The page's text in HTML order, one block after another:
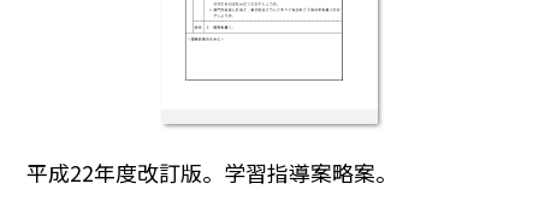
平成22年度改訂版。学習指導案略案。